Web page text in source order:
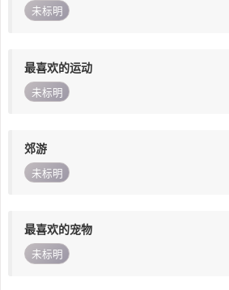
未标明
最喜欢的运动
未标明
郊游
未标明
最喜欢的宠物
未标明